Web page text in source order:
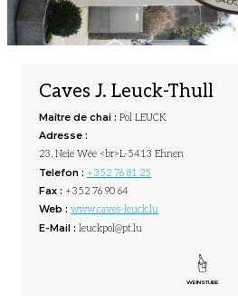
Caves J. Leuck-Thull
Maître de chai :Pol LEUCK
Adresse :
23, Neie Wée <br>L-5413 Ehnen
Telefon : +352 76 81 25
Fax : +352 76 90 64
Web :www.caves-leuck.lu
E-Mail :leuckpol@pt.lu
WEINSTUBE